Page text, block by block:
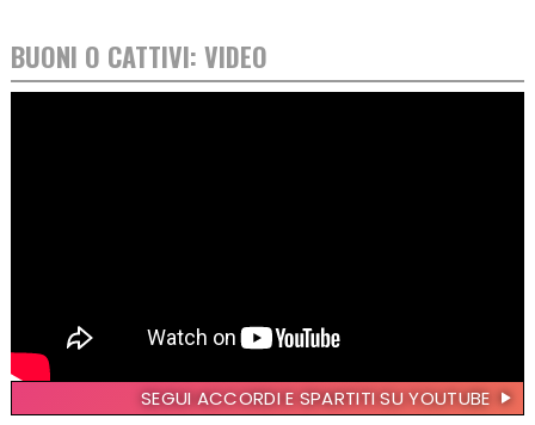
BUONI O CATTIVI: VIDEO
SEGUI ACCORDI E SPARTITI SU YOUTUBE